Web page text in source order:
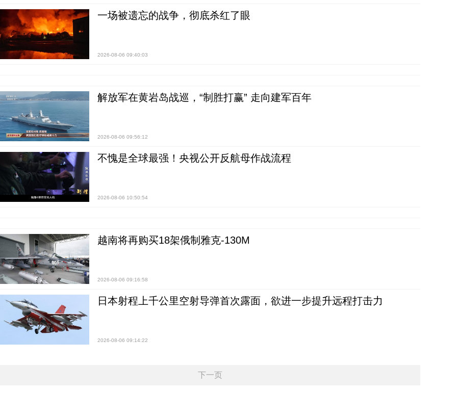
一场被遗忘的战争，彻底杀红了眼
2026-08-06 09:40:03
解放军在黄岩岛战巡，“制胜打赢” 走向建军百年
2026-08-06 09:56:12
不愧是全球最强！央视公开反航母作战流程
2026-08-06 10:50:54
越南将再购买18架俄制雅克-130M
2026-08-06 09:16:58
日本射程上千公里空射导弹首次露面，欲进一步提升远程打击力
2026-08-06 09:14:22
下一页